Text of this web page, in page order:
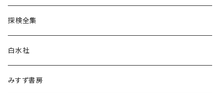
民族・風習
言語・ことば
探検全集
白水社
みすず書房